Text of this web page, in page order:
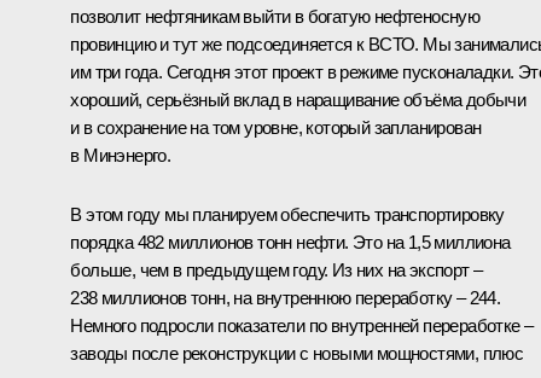
позволит нефтяникам выйти в богатую нефтеносную
провинцию и тут же подсоединяется к ВСТО. Мы
им три года. Сегодня этот проект в режиме пусконаладки.
хороший, серьёзный вклад в наращивание объёма добычи
и в сохранение на том уровне, который запланирован
в Минэнерго.
В этом году мы планируем обеспечить транспортировку
порядка 482 миллионов тонн нефти. Это на 1,5 миллиона
больше, чем в предыдущем году. Из них на экспорт –
238 миллионов тонн, на внутреннюю переработку – 244.
Немного подросли показатели по внутренней переработке –
заводы после реконструкции с новыми мощностями, плюс